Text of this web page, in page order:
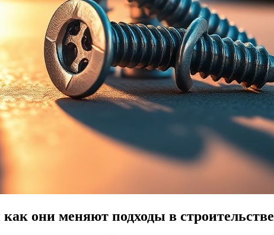
они меняют подходы в строительстве